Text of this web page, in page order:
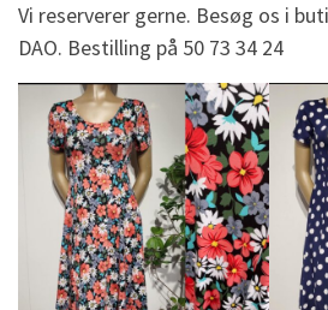
Vi reserverer gerne. Besøg os i
DAO. Bestilling på 50 73 34 24